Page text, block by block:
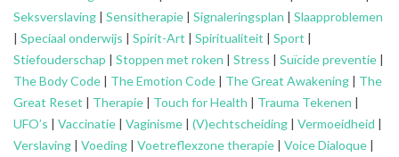
Seksverslaving | Sensitherapie | Signaleringsplan | Slaapproblemen
| Speciaal onderwijs | Spirit-Art | Spiritualiteit | Sport |
Stiefouderschap | Stoppen met roken | Stress | Suïcide preventie |
The Body Code | The Emotion Code | The Great Awakening | The
Great Reset | Therapie | Touch for Health | Trauma Tekenen |
UFO’s | Vaccinatie | Vaginisme | (V)echtscheiding | Vermoeidheid |
Verslaving | Voeding | Voetreflexzone therapie | Voice Dialoque |